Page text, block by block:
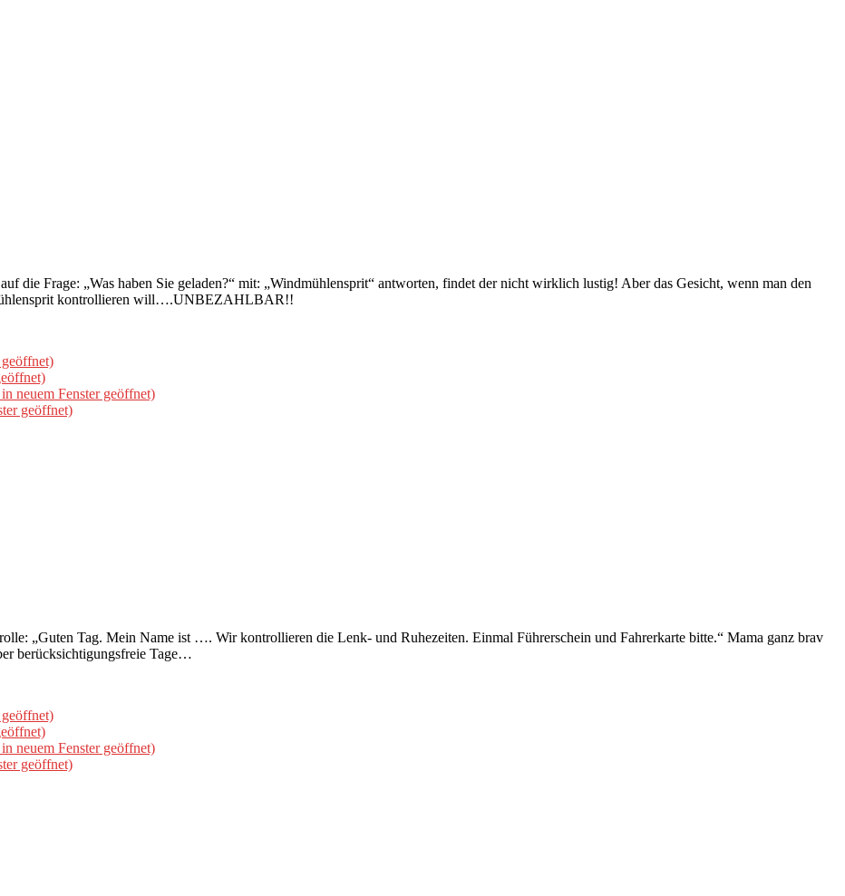
die Frage: „Was haben Sie geladen?“ mit: „Windmühlensprit“ antworten, findet der nicht wirklich lustig! Aber das Gesicht, wenn man den
kontrollieren will….UNBEZAHLBAR!!
neuem Fenster geöffnet)
geöffnet)
„Guten Tag. Mein Name ist …. Wir kontrollieren die Lenk- und Ruhezeiten. Einmal Führerschein und Fahrerkarte bitte.“ Mama ganz brav
berücksichtigungsfreie Tage…
neuem Fenster geöffnet)
geöffnet)